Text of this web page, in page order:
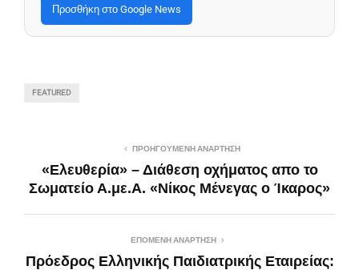
Προσθήκη στο Google News
FEATURED
ΠΡΟΗΓΟΎΜΕΝΗ ΑΝΆΡΤΗΣΗ
«Ελευθερία» – Διάθεση οχήματος απο το
Σωματείο Α.με.Α. «Νίκος Μένεγας ο Ίκαρος»
ΕΠΌΜΕΝΗ ΑΝΆΡΤΗΣΗ
Πρόεδρος Ελληνικής Παιδιατρικής Εταιρείας: